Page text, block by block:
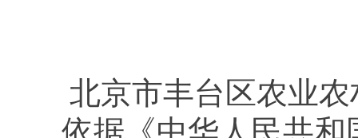
北京市丰台区农业农